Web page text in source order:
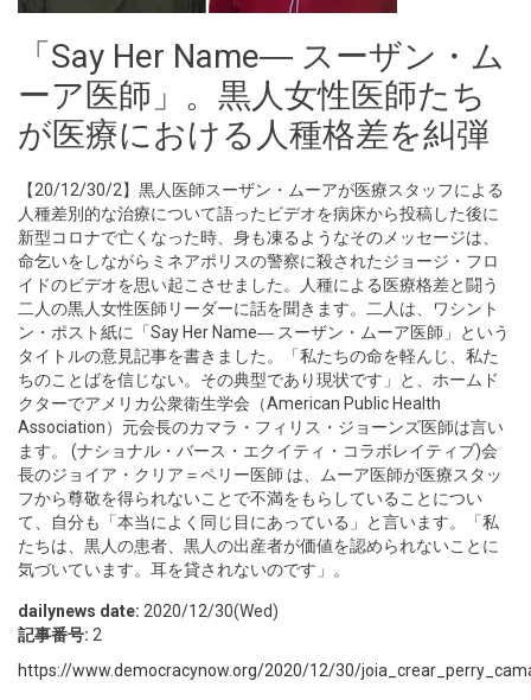
「Say Her Name― スーザン・ム
ーア医師」。黒人女性医師たち
が医療における人種格差を糾弾
【20/12/30/2】黒人医師スーザン・ムーアが医療スタッフによる
人種差別的な治療について語ったビデオを病床から投稿した後に
新型コロナで亡くなった時、身も凍るようなそのメッセージは、
命乞いをしながらミネアポリスの警察に殺されたジョージ・フロ
イドのビデオを思い起こさせました。人種による医療格差と闘う
二人の黒人女性医師リーダーに話を聞きます。二人は、ワシント
ン・ポスト紙に「Say Her Name― スーザン・ムーア医師」という
タイトルの意見記事を書きました。「私たちの命を軽んじ、私た
ちのことばを信じない。その典型であり現状です」と、ホームド
クターでアメリカ公衆衛生学会（American Public Health
Association）元会長のカマラ・フィリス・ジョーンズ医師は言い
ます。 (ナショナル・バース・エクイティ・コラボレイティブ)会
長のジョイア・クリア＝ペリー医師 は、ムーア医師が医療スタッ
フから尊敬を得られないことで不満をもらしていることについ
て、自分も「本当によく同じ目にあっている」と言います。「私
たちは、黒人の患者、黒人の出産者が価値を認められないことに
気づいています。耳を貸されないのです」。
dailynews date: 2020/12/30(Wed)
記事番号: 2
https://www.democracynow.org/2020/12/30/